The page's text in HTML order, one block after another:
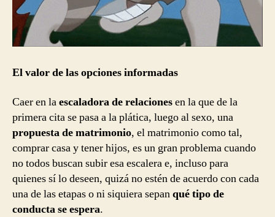
El valor de las opciones informadas
Caer en laescaladora de relacionesen la que de la
primera cita se pasa a la plática, luego al sexo, una
propuesta de matrimonio, el matrimonio como tal,
comprar casa y tener hijos, es un gran problema cuando
no todos buscan subir esa escalera e, incluso para
quienes sí lo deseen, quizá no estén de acuerdo con cada
una de las etapas o ni siquiera sepanqué tipo de
conducta se espera.